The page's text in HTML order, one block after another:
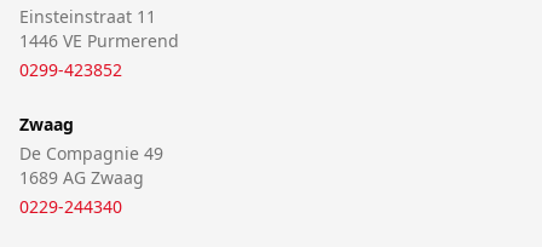
Einsteinstraat 11
1446 VE Purmerend
0299-423852
Zwaag
De Compagnie 49
1689 AG Zwaag
0229-244340